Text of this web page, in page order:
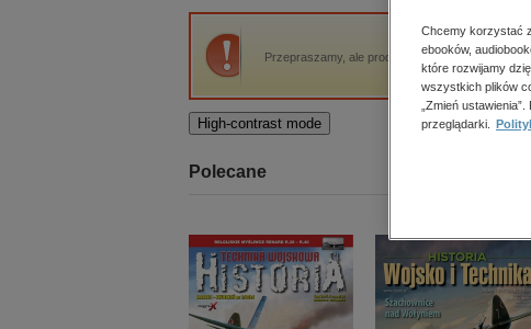
budownictwo, aranżacja wnętrz
biznesowe, branżowe, gospodarka
darmowe wydania
edukacja
kobiece, lifestyle, kultura
Przepraszamy, ale produkt „Znękany. Przypadek
High-contrast mode
Polecane
Chcemy korzystać
ebooków,
które rozwijamy
wszystkich plików
„Zmień
przeglądarki.